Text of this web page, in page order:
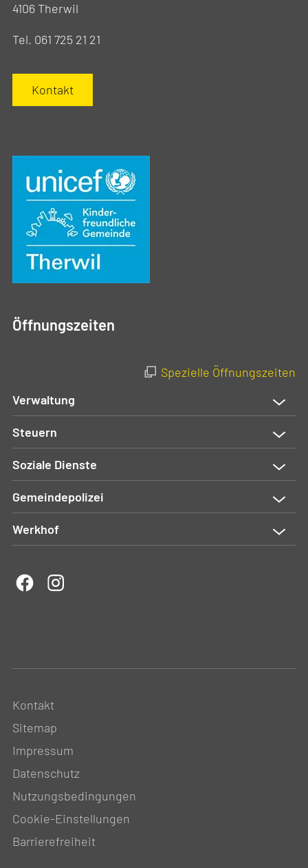
4106 Therwil
Tel. 061 725 21 21
Kontakt
Öffnungszeiten
Spezielle Öffnungszeiten
Verwaltung
Steuern
Soziale Dienste
Gemeindepolizei
Werkhof
Kontakt
Sitemap
Impressum
Datenschutz
Nutzungsbedingungen
Cookie-Einstellungen
Barrierefreiheit